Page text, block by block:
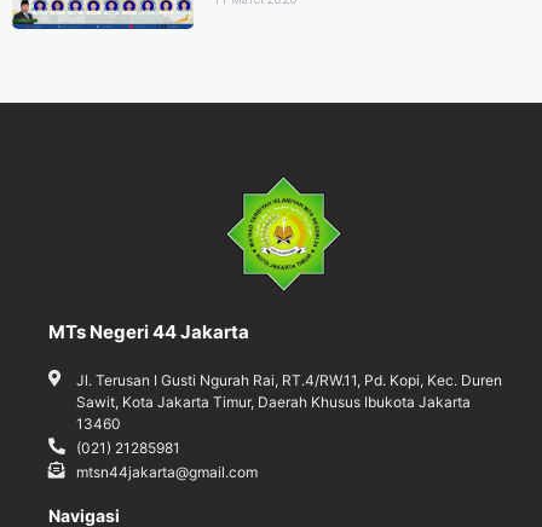
MTs Negeri 44 Jakarta
Jl. Terusan I Gusti Ngurah Rai, RT.4/RW.11, Pd. Kopi, Kec. Duren
Sawit, Kota Jakarta Timur, Daerah Khusus Ibukota Jakarta
13460
(021) 21285981
mtsn44jakarta@gmail.com
Navigasi